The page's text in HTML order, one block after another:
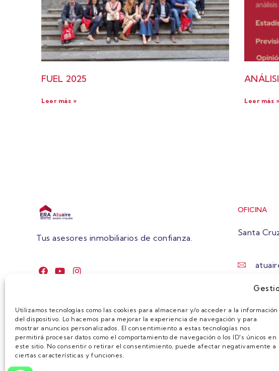
Utilizamos tecnologías como las cookies para almacenar y/o acceder a la información
del dispositivo. Lo hacemos para mejorar la experiencia de navegación y para
mostrar anuncios personalizados. El consentimiento a estas tecnologías nos
permitirá procesar datos como el comportamiento de navegación o los ID's únicos en
este sitio. No consentir o retirar el consentimiento, puede afectar negativamente a
ciertas características y funciones.
FUEL 2025
Leer más » Leer más »
Tus asesores inmobiliarios de confianza.
OFICINA
Santa